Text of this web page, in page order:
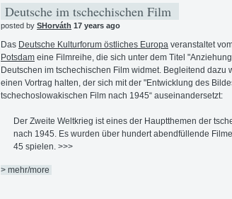
Deutsche im tschechischen Film
posted by SHorváth 17 years ago
Das Deutsche Kulturforum östliches Europa veranstaltet
Potsdam eine Filmreihe, die sich unter dem Titel
Deutschen im tschechischen Film widmet. Begleitend dazu
einen Vortrag halten, der sich mit der "Entwicklung des
tschechoslowakischen Film nach 1945“ auseinandersetzt:
Der Zweite Weltkrieg ist eines der Hauptthemen der
nach 1945. Es wurden über hundert abendfüllende
45 spielen. >>>
> mehr/more